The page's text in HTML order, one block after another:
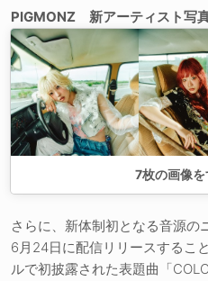
PIGMONZ 新アーティスト写
7枚の画像
さらに、新体制初となる音源の
6月24日に配信リリースするこ
ルで初披露された表題曲「